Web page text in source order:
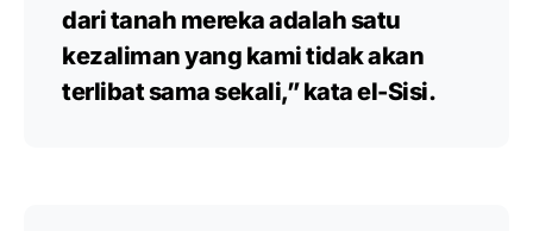
dari tanah mereka adalah satu
kezaliman yang kami tidak akan
terlibat sama sekali,”kata el-Sisi.